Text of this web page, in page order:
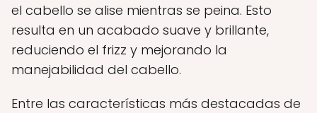
el cabello se alise mientras se peina. Esto
resulta en un acabado suave y brillante,
reduciendo el frizz y mejorando la
manejabilidad del cabello.
Entre las características más destacadas de